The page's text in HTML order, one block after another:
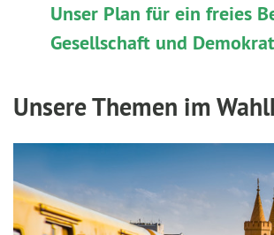
Unser Plan für ein freies
Gesellschaft und
Unsere Themen im